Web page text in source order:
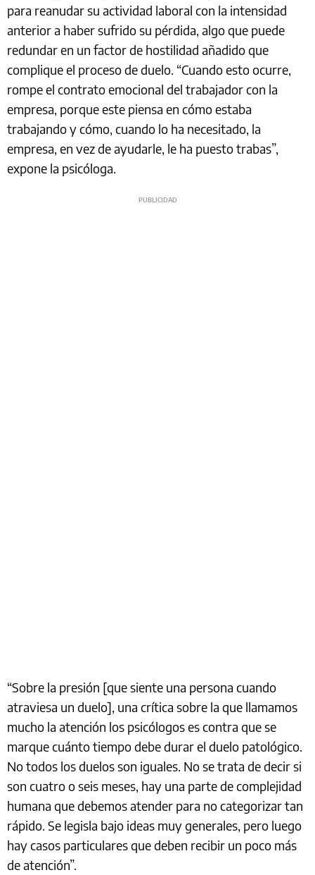
para reanudar su actividad laboral con la intensidad
anterior a haber sufrido su pérdida, algo que puede
redundar en un factor de hostilidad añadido que
complique el proceso de duelo. “Cuando esto ocurre,
rompe el contrato emocional del trabajador con la
empresa, porque este piensa en cómo estaba
trabajando y cómo, cuando lo ha necesitado, la
empresa, en vez de ayudarle, le ha puesto trabas”,
expone la psicóloga.
“Sobre la presión [que siente una persona cuando
atraviesa un duelo], una crítica sobre la que llamamos
mucho la atención los psicólogos es contra que se
marque cuánto tiempo debe durar el duelo patológico.
No todos los duelos son iguales. No se trata de decir si
son cuatro o seis meses, hay una parte de complejidad
humana que debemos atender para no categorizar tan
rápido. Se legisla bajo ideas muy generales, pero luego
hay casos particulares que deben recibir un poco más
de atención”.